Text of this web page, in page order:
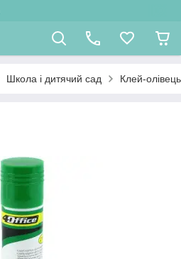
Школа і дитячий сад Клей-